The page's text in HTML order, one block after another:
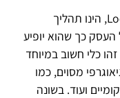
קידום אתרים אורגני לוקאלי, או Local SEO, הינו תהליך
העסק כך שהוא יופיע
כלי חשוב במיוחד
מסוים, כמו
ועוד. בשונה